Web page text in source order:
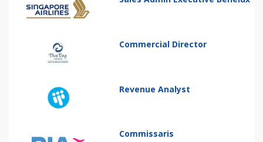
Commercial Director
Revenue Analyst
Commissaris